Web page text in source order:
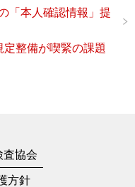
「本人確認情報」提
整備が喫緊の課題
査協会
方針